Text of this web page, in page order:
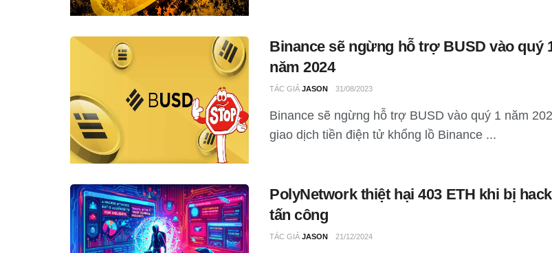
Binance sẽ ngừng hỗ trợ BUSD vào quý
năm 2024
TÁC GIẢ JASON 31/08/2023
Binance sẽ ngừng hỗ trợ BUSD vào quý 1 năm
giao dịch tiền điện tử khổng lồ Binance ...
PolyNetwork thiệt hại 403 ETH khi bị
tấn công
TÁC GIẢ JASON 21/12/2024